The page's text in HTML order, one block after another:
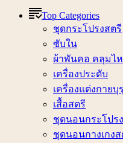
Top Categories
ชุดกระโปรงสตรี
ซับใน
ผ้าพันคอ คลุมไ
เครื่องประดับ
เครื่องแต่งกายบุ
เสื้อสตรี
ชุดนอนกระโปร
ชุดนอนกางเกงส